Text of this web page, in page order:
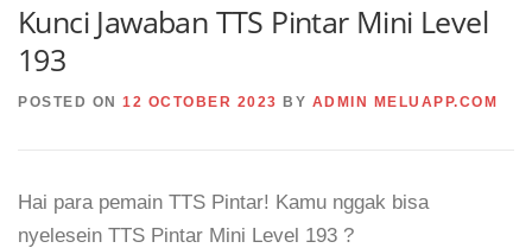
Kunci Jawaban TTS Pintar Mini Level
193
POSTED ON 12 OCTOBER 2023 BY ADMIN MELUAPP.COM
Hai para pemain TTS Pintar! Kamu nggak bisa
nyelesein TTS Pintar Mini Level 193 ?